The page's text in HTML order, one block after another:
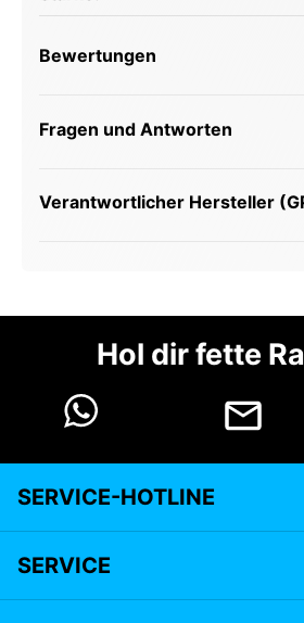
Bewertungen
Fragen und Antworten
Verantwortlicher Hersteller
Hol dir fette
SERVICE-HOTLINE
SERVICE